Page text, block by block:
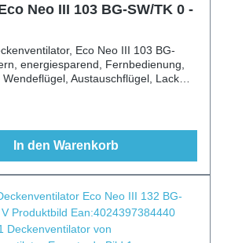
Neo III 103 BG-SW/TK 0 -
Eco Neo III 103 BG-
energiesparend, Fernbedienung,
Austauschflügel, Lack
In den Warenkorb